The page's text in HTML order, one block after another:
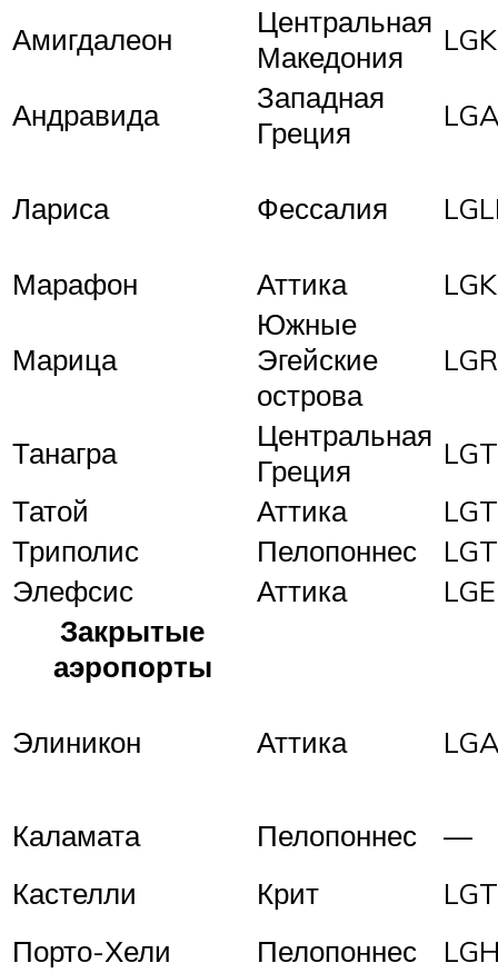
Амигдалеон
Центральная
Македония
Андравида
Западная
Греция
Лариса Фессалия
Марафон Аттика
Марица
Южные
Эгейские
острова
Танагра
Центральная
Греция
Татой
Аттика
Триполис
Пелопоннес
Элефсис
Аттика
Закрытые
аэропорты
Элиникон Аттика
Каламата Пелопоннес
—
Кастелли
Крит
Порто-Хели
Пелопоннес